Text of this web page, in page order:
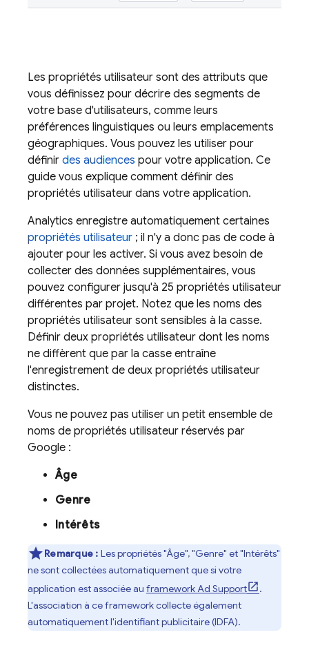
Les propriétés utilisateur sont des attributs que
vous définissez pour décrire des segments de
votre base d'utilisateurs, comme leurs
préférences linguistiques ou leurs emplacements
géographiques. Vous pouvez les utiliser pour
définir des audiences pour votre application. Ce
guide vous explique comment définir des
propriétés utilisateur dans votre application.
Analytics enregistre automatiquement certaines
propriétés utilisateur ; il n'y a donc pas de code à
ajouter pour les activer. Si vous avez besoin de
collecter des données supplémentaires, vous
pouvez configurer jusqu'à 25 propriétés utilisateur
différentes par projet. Notez que les noms des
propriétés utilisateur sont sensibles à la casse.
Définir deux propriétés utilisateur dont les noms
ne diffèrent que par la casse entraîne
l'enregistrement de deux propriétés utilisateur
distinctes.
Vous ne pouvez pas utiliser un petit ensemble de
noms de propriétés utilisateur réservés par
Google :
Âge
Genre
Intérêts
Remarque : Les propriétés "Âge", "Genre" et "Intérêts"
ne sont collectées automatiquement que si votre
application est associée au framework Ad Support
.
L'association à ce framework collecte également
automatiquement l'identifiant publicitaire (IDFA).